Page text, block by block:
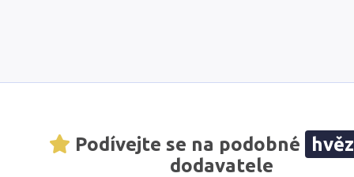
Podívejte se na podobné
dodavatele